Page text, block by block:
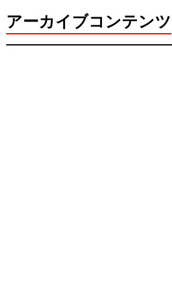
アーカイブコンテンツ